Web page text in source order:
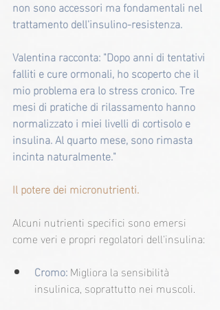
non sono accessori ma fondamentali nel
trattamento dell'insulino-resistenza.
Valentina racconta: "Dopo anni di tentativi
falliti e cure ormonali, ho scoperto che il
mio problema era lo stress cronico. Tre
mesi di pratiche di rilassamento hanno
normalizzato i miei livelli di cortisolo e
insulina. Al quarto mese, sono rimasta
incinta naturalmente."
Il potere dei micronutrienti.
Alcuni nutrienti specifici sono emersi
come veri e propri regolatori dell'insulina:
Cromo: Migliora la sensibilità
insulinica, soprattutto nei muscoli.